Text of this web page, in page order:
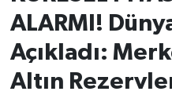
ALARMI!
Açıkladı:
Altın
İvrindi
KENT GÜNDEMİ